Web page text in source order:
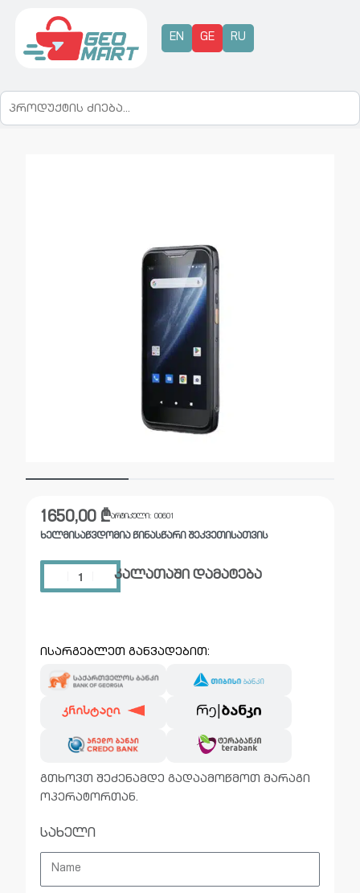
EN GE RU
1650,00 ₾არტიკული: 00601
ᲮᲔᲚᲛᲘᲡᲐᲬᲕᲓᲝᲛᲘᲐ ᲬᲘᲜᲐᲡᲬᲐᲠᲘ ᲨᲔᲙᲕᲔᲗᲘᲡᲐᲗᲕᲘᲡ
კალათაში დამატება
ისარგებლეთ განვადებით:
გთხოვთ შეძენამდე გადაამოწმოთ მარაგი
ოპერატორთან.
სახელი